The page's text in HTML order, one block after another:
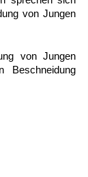
von Jungen
von Jungen
Beschneidung